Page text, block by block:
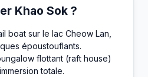
Khao Sok ?
boat sur le lac Cheow Lan,
époustouflants.
flottant (raft house)
totale.